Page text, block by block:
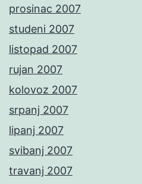
prosinac 2007
studeni 2007
listopad 2007
rujan 2007
kolovoz 2007
srpanj 2007
lipanj 2007
svibanj 2007
travanj 2007